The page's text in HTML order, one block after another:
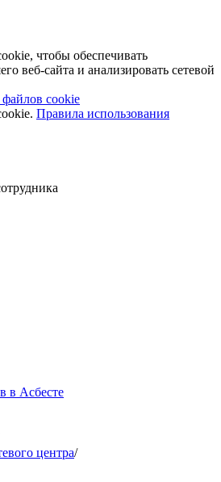
чтобы обеспечивать
веб-сайта и анализировать сетевой
cookie
Правила использования
в Асбесте
центра/